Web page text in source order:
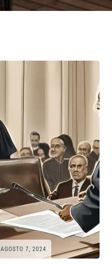
AGOSTO 7, 2024